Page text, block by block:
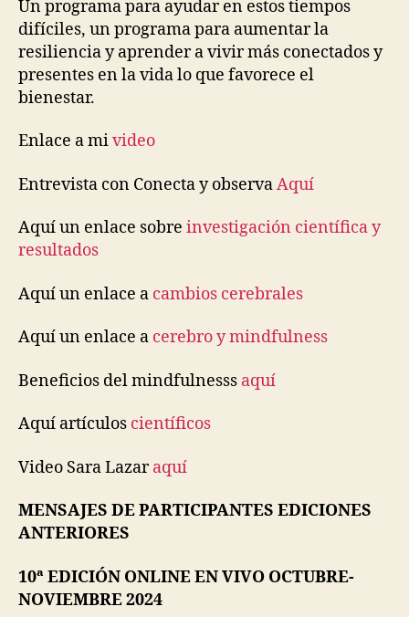
Un programa para ayudar en estos tiempos
difíciles, un programa para aumentar la
resiliencia y aprender a vivir más conectados y
presentes en la vida lo que favorece el
bienestar.
Enlace a mivideo
Entrevista con Conecta y observaAquí
Aquí un enlace sobre investigación científica y
resultados
Aquí un enlace a cambios cerebrales
Aquí un enlace a cerebro y mindfulness
Beneficios del mindfulnesss aquí
Aquí artículos científicos
Video Sara Lazaraquí
MENSAJES DE PARTICIPANTES EDICIONES
ANTERIORES
10ªEDICIÓN ONLINE EN VIVO OCTUBRE-
NOVIEMBRE 2024